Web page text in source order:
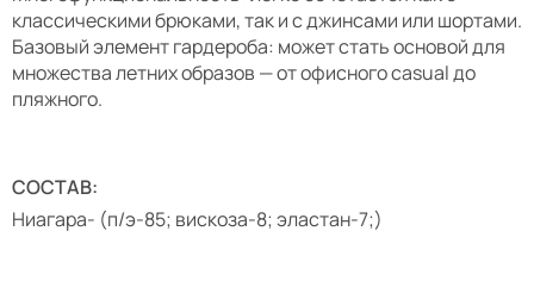
классическими брюками, так и с джинсами или шортами.
Базовый элемент гардероба: может стать основой для
множества летних образов — от офисного casual до
пляжного.
СОСТАВ:
Ниагара- (п/э-85; вискоза-8; эластан-7;)